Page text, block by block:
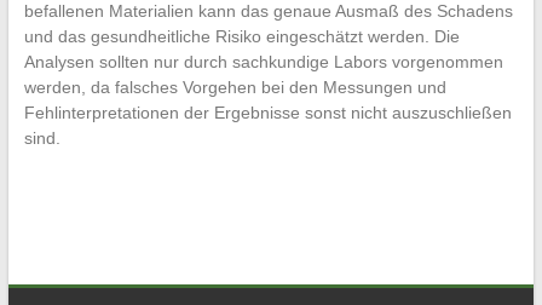
befallenen Materialien kann das genaue Ausmaß des Schadens
und das gesundheitliche Risiko eingeschätzt werden. Die
Analysen sollten nur durch sachkundige Labors vorgenommen
werden, da falsches Vorgehen bei den Messungen und
Fehlinterpretationen der Ergebnisse sonst nicht auszuschließen
sind.